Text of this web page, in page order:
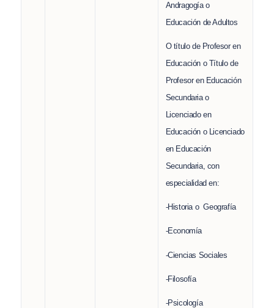
Andragogía o
Educación de Adultos
O título de Profesor en
Educación o Título de
Profesor en Educación
Secundaria o
Licenciado en
Educación o Licenciado
en Educación
Secundaria, con
especialidad en:
-Historia o Geografía
-Economía
-Ciencias Sociales
-Filosofía
-Psicología